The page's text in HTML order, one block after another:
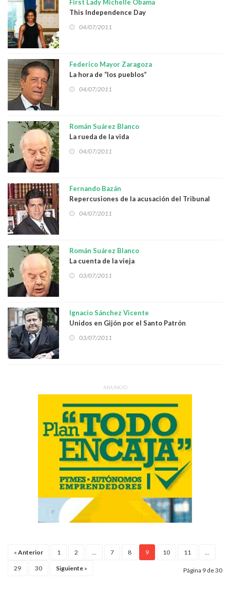
First Lady Michelle Obama
This Independence Day
04/07/2011
Federico Mayor Zaragoza
La hora de “los pueblos”
04/07/2011
Román Suárez Blanco
La rueda de la vida
04/07/2011
Fernando Bazán
Repercusiones de la acusación del Tribunal
Especial para Líbano
04/07/2011
Román Suárez Blanco
La cuenta de la vieja
03/07/2011
Ignacio Sánchez Vicente
Unidos en Gijón por el Santo Patrón
03/07/2011
ANUNCIO
« Anterior 1 2 ... 7 8 9 10 11 ...
29 30 Siguiente » Página 9 de 30